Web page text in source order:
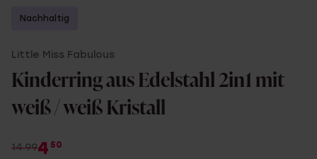
Nachhaltig
Little Miss Fabulous
Kinderring aus Edelstahl 2in1 mit
weiß / weiß Kristall
14.994 50